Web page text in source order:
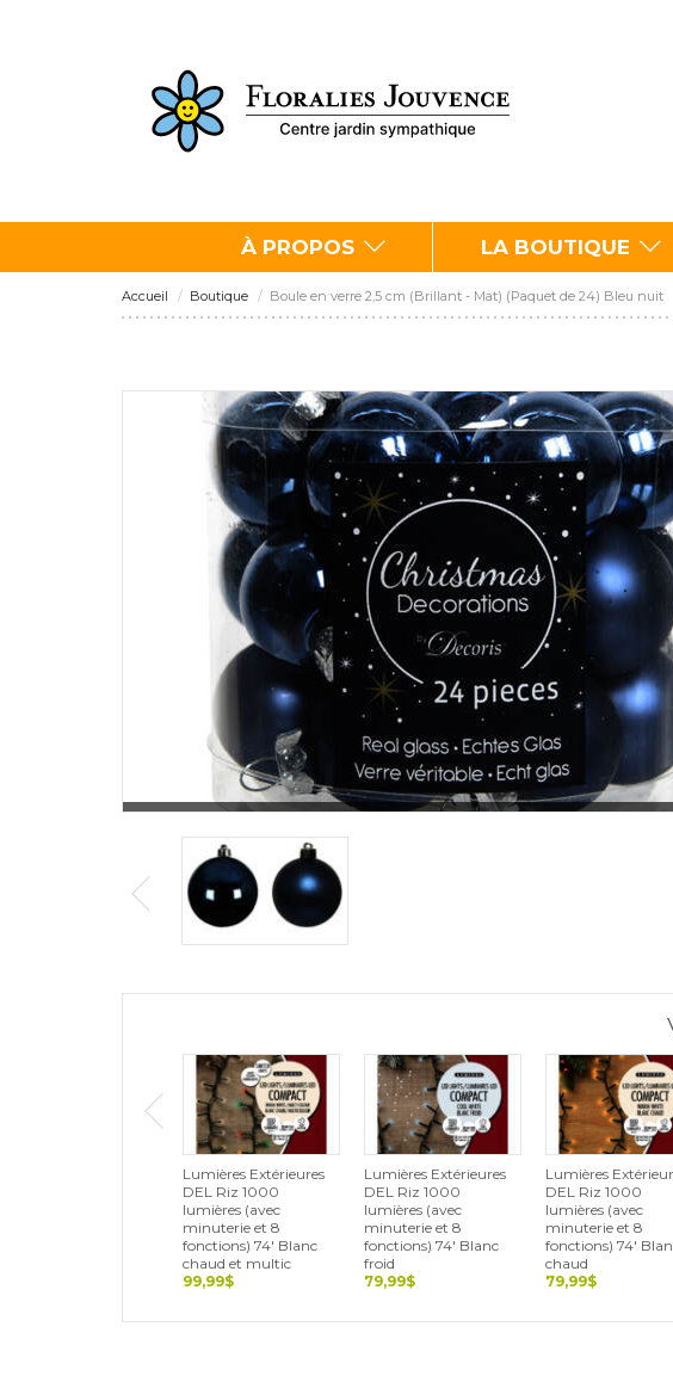
À PROPOS LA BOUTIQUE
Accueil Boutique Boule en verre 2,5 cm (Brillant - Mat) (Paquet de 24) Bleu nuit
Lumières Extérieures
DEL Riz 1000
lumières (avec
minuterie et 8
fonctions) 74' Blanc
chaud et multic
99,99$
Lumières Extérieures
DEL Riz 1000
lumières (avec
minuterie et 8
fonctions) 74' Blanc
froid
79,99$
Lumières
DEL Riz 1000
lumières (avec
minuterie et 8
fonctions) 74'
chaud
79,99$